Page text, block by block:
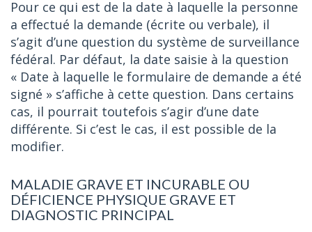
Pour ce qui est de la date à laquelle la personne
a effectué la demande (écrite ou verbale), il
s’agit d’une question du système de surveillance
fédéral. Par défaut, la date saisie à la question
« Date à laquelle le formulaire de demande a été
signé » s’affiche à cette question. Dans certains
cas, il pourrait toutefois s’agir d’une date
différente. Si c’est le cas, il est possible de la
modifier.
MALADIE GRAVE ET INCURABLE OU
DÉFICIENCE PHYSIQUE GRAVE ET
DIAGNOSTIC PRINCIPAL